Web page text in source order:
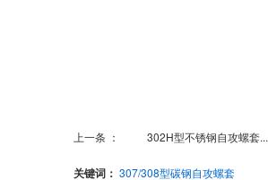
上一条 ： 302H型不锈钢自攻螺套...
关键词： 307/308型碳钢自攻螺套